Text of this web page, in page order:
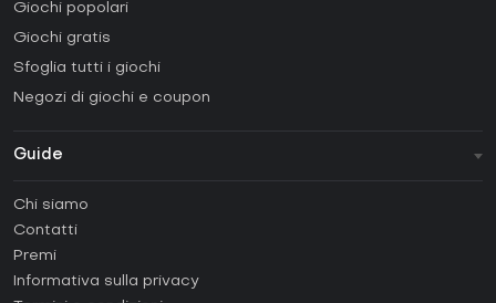
Giochi popolari
Giochi gratis
Sfoglia tutti i giochi
Negozi di giochi e coupon
Guide
Come attivare una Steam CD Key?
Come attivare una Epic Games CD Key?
Chi siamo
Contatti
Premi
Informativa sulla privacy